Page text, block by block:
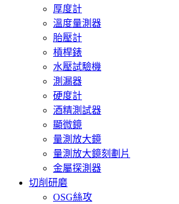
厚度計
溫度量測器
胎壓計
槓桿錶
水壓試驗機
測漏器
硬度計
酒精測試器
顯微鏡
量測放大鏡
量測放大鏡刻劃片
金屬探測器
切削研磨
OSG絲攻